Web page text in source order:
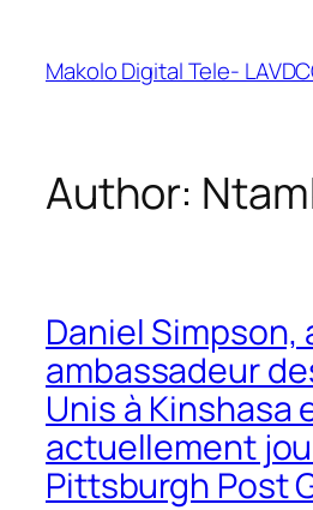
Makolo Digital Tele-
Author:
Daniel Simpson,
ambassadeur
Unis à Kinshasa
actuellement
Pittsburgh Post